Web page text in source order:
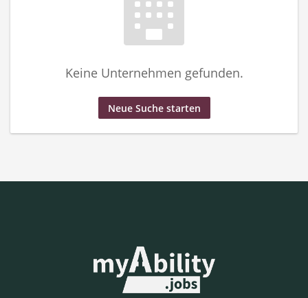
Keine Unternehmen gefunden.
Neue Suche starten